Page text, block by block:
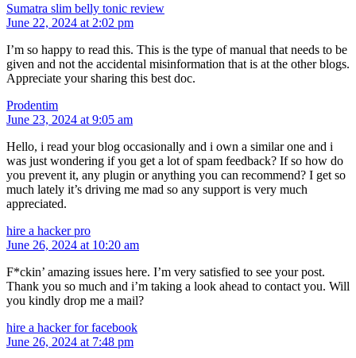
Sumatra slim belly tonic review
June 22, 2024 at 2:02 pm
I’m so happy to read this. This is the type of manual that needs to be
given and not the accidental misinformation that is at the other blogs.
Appreciate your sharing this best doc.
Prodentim
June 23, 2024 at 9:05 am
Hello, i read your blog occasionally and i own a similar one and i
was just wondering if you get a lot of spam feedback? If so how do
you prevent it, any plugin or anything you can recommend? I get so
much lately it’s driving me mad so any support is very much
appreciated.
hire a hacker pro
June 26, 2024 at 10:20 am
F*ckin’ amazing issues here. I’m very satisfied to see your post.
Thank you so much and i’m taking a look ahead to contact you. Will
you kindly drop me a mail?
hire a hacker for facebook
June 26, 2024 at 7:48 pm